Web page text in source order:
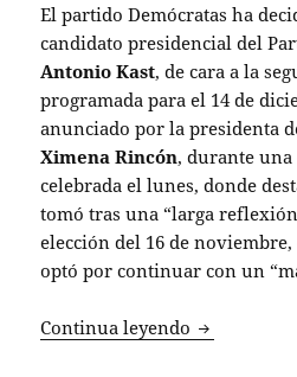
El partido Demócratas ha
candidato presidencial del
Antonio Kast, de cara a la
programada para el 14 de
anunciado por la presidenta
Ximena Rincón, durante una
celebrada el lunes, donde
tomó tras una “larga
elección del 16 de
optó por continuar con un
Continua leyendo